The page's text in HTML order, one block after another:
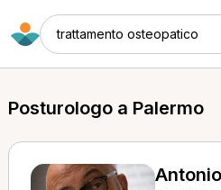
trattamento osteopatico
Posturologo a Palermo